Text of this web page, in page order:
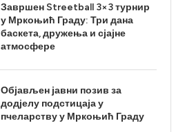
Завршен Streetball 3×3 турнир
у Мркоњић Граду: Три дана
баскета, дружења и сјајне
атмосфере
Објављен јавни позив за
додјелу подстицаја у
пчеларству у Мркоњић Граду